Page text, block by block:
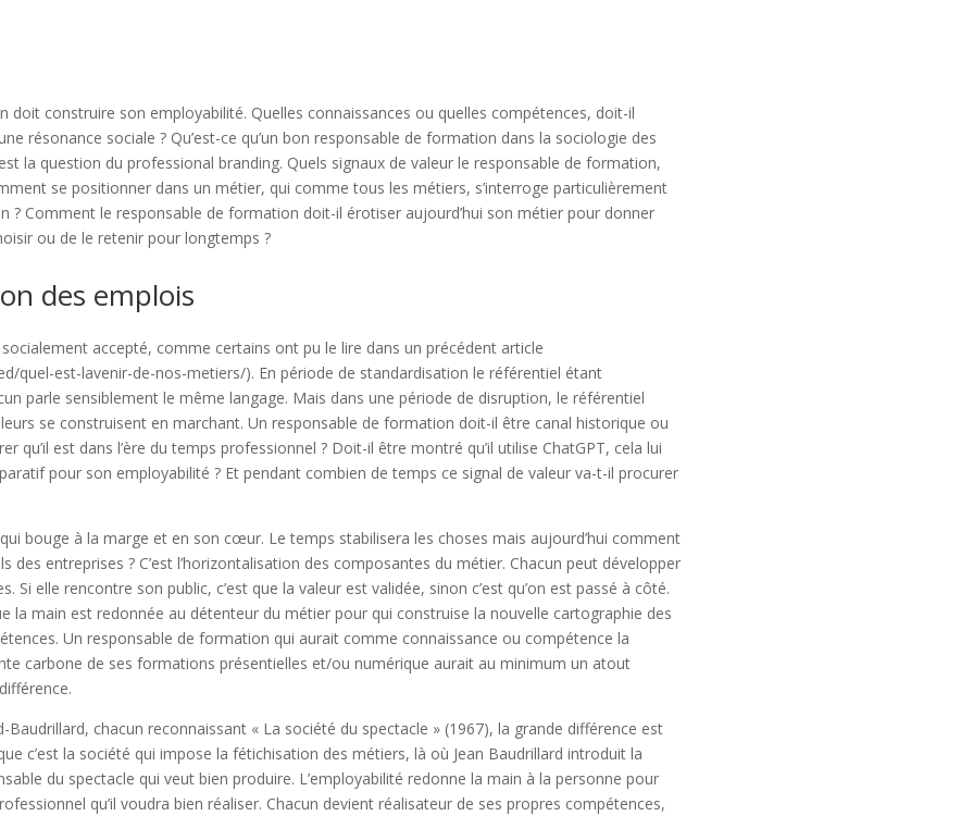
doit construire son employabilité. Quelles connaissances ou quelles compétences, doit-il
résonance sociale ? Qu’est-ce qu’un bon responsable de formation dans la sociologie des
la question du professional branding. Quels signaux de valeur le responsable de formation,
se positionner dans un métier, qui comme tous les métiers, s’interroge particulièrement
? Comment le responsable de formation doit-il érotiser aujourd’hui son métier pour donner
ou de le retenir pour longtemps ?
des emplois
accepté, comme certains ont pu le lire dans un précédent article
quel-est-lavenir-de-nos-metiers/). En période de standardisation le référentiel étant
parle sensiblement le même langage. Mais dans une période de disruption, le référentiel
se construisent en marchant. Un responsable de formation doit-il être canal historique ou
qu’il est dans l’ère du temps professionnel ? Doit-il être montré qu’il utilise ChatGPT, cela lui
pour son employabilité ? Et pendant combien de temps ce signal de valeur va-t-il procurer
bouge à la marge et en son cœur. Le temps stabilisera les choses mais aujourd’hui comment
des entreprises ? C’est l’horizontalisation des composantes du métier. Chacun peut développer
Si elle rencontre son public, c’est que la valeur est validée, sinon c’est qu’on est passé à côté.
la main est redonnée au détenteur du métier pour qui construise la nouvelle cartographie des
Un responsable de formation qui aurait comme connaissance ou compétence la
carbone de ses formations présentielles et/ou numérique aurait au minimum un atout
chacun reconnaissant « La société du spectacle » (1967), la grande différence est
c’est la société qui impose la fétichisation des métiers, là où Jean Baudrillard introduit la
du spectacle qui veut bien produire. L’employabilité redonne la main à la personne pour
qu’il voudra bien réaliser. Chacun devient réalisateur de ses propres compétences,